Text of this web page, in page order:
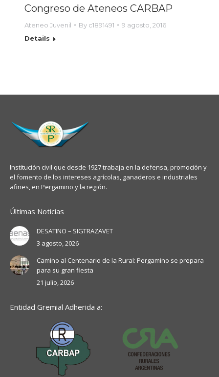
Congreso de Ateneos CARBAP
Ateneo Juvenil By c1891491
9 agosto, 2016
Details
Institución civil que desde 1927 trabaja en la defensa, promoción y
el fomento de los intereses agrícolas, ganaderos e industriales
afines, en Pergamino y la región.
Últimas Noticias
DESATINO – SIGTRAZAVET
3 agosto, 2026
Camino al Centenario de la Rural: Pergamino se prepara
para su gran fiesta
21 julio, 2026
Entidad Gremial Adherida a: